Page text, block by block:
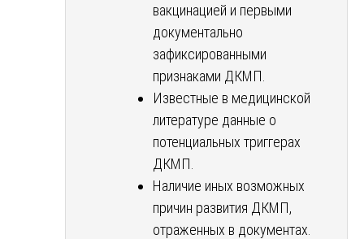
вакцинацией и первыми
документально
зафиксированными
признаками ДКМП.
Известные в медицинской
литературе данные о
потенциальных триггерах
ДКМП.
Наличие иных возможных
причин развития ДКМП,
отраженных в документах.